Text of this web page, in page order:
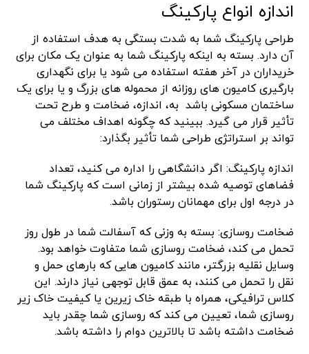
اندازه انواع پارکینگ
طراحی پارکینگ شما به شدت بستگی به هدف استفاده از
آن دارد. بسته به اینکه پارکینگ شما به عنوان یک مکان برای
خریداران در آخر هفته استفاده می شود یا برای نگهداری
بارگیری کامیون های روزانه از محموله های بزرگ و یا برای یک
ساختمان مسکونی باشد به، اندازه، ضخامت و طرح تحت
تأثیر قرار می گیرد. ببینید که چگونه اهداف مختلف می
تواند بر استراتژی طراحی شما تأثیر بگذارد:
اندازه پارکینگ: اگر دانشگاهی را اداره می کنید، تعداد
فضاهای توصیه شده بیشتر از زمانی است که پارکینگ شما
در درجه اول برای مهمانان رستوران باشد.
ضخامت روسازی: بسته به وزنی که آسفالت شما در طول روز
تحمل می کند، ضخامت روسازی شما متفاوت خواهد بود.
وسایل نقلیه بزرگتر، مانند کامیون هایی که بارهای حمل و
نقل را تحمل می کنند، به عمق قابل توجهی نیاز دارند. این
کلاس ترافیکی، همراه با طبقه خاک زیرین یا کیفیت خاک زیر
روسازی شما، تعیین می کند که روسازی شما چقدر باید
ضخامت داشته باشد تا بالاترین دوام را داشته باشد.